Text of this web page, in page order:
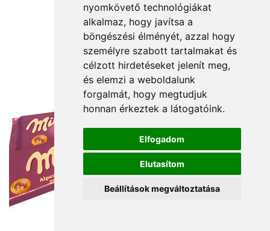
nyomkövető technológiákat
alkalmaz, hogy javítsa a
böngészési élményét, azzal hogy
személyre szabott tartalmakat és
célzott hirdetéseket jelenít meg,
és elemzi a weboldalunk
forgalmát, hogy megtudjuk
honnan érkeztek a látogatóink.
Elfogadom
Elutasítom
Beállítások megváltoztatása